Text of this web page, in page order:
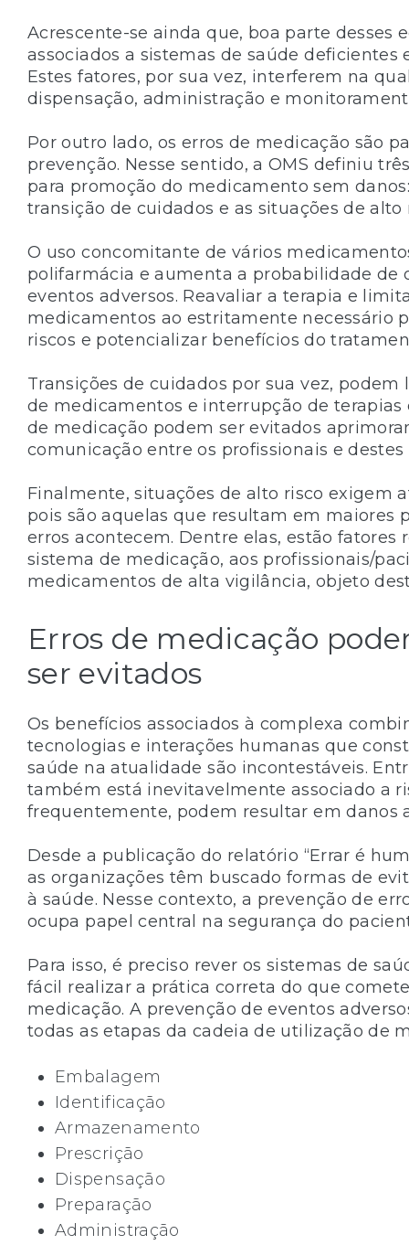
Acrescente-se ainda que, boa parte desses
associados a sistemas de saúde deficientes
Estes fatores, por sua vez, interferem na
dispensação, administração e
Por outro lado, os erros de medicação são
prevenção. Nesse sentido, a OMS definiu
para promoção do medicamento sem
transição de cuidados e as situações de alto
O uso concomitante de vários
polifarmácia e aumenta a probabilidade de
eventos adversos. Reavaliar a terapia e
medicamentos ao estritamente necessário
riscos e potencializar benefícios do
Transições de cuidados por sua vez, podem
de medicamentos e interrupção de terapias
de medicação podem ser evitados
comunicação entre os profissionais e
Finalmente, situações de alto risco exigem
pois são aquelas que resultam em maiores
erros acontecem. Dentre elas, estão fatores
sistema de medicação, aos profissionais/
medicamentos de alta vigilância, objeto
Erros de medicação
ser evitados
Os benefícios associados à complexa
tecnologias e interações humanas que
saúde na atualidade são incontestáveis.
também está inevitavelmente associado a
frequentemente, podem resultar em danos
Desde a publicação do relatório “Errar é
as organizações têm buscado formas de
à saúde. Nesse contexto, a prevenção de
ocupa papel central na segurança do
Para isso, é preciso rever os sistemas de
fácil realizar a prática correta do que
medicação. A prevenção de eventos
todas as etapas da cadeia de utilização de
Embalagem
Identificação
Armazenamento
Prescrição
Dispensação
Preparação
Administração